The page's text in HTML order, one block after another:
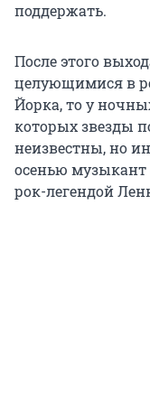
поддержать.
После этого
целующимися в
Йорка, то у
которых звезды
неизвестны, но
осенью
рок-легендой